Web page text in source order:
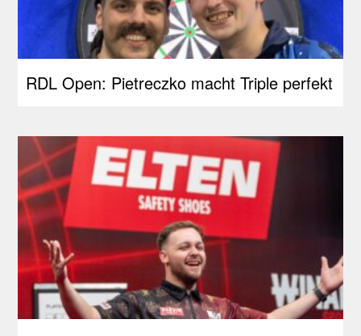
RDL Open: Pietreczko macht Triple perfekt